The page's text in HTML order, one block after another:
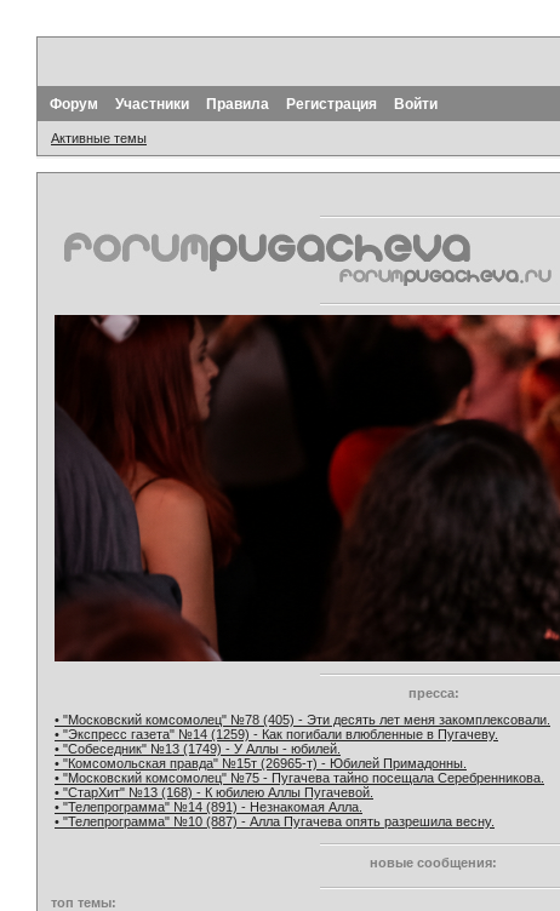
Форум Участники Правила Регистрация Войти
Активные темы
пресса:
• "Московский комсомолец" №78 (405) - Эти десять лет меня закомплексовали.
• "Экспресс газета" №14 (1259) - Как погибали влюбленные в Пугачеву.
• "Собеседник" №13 (1749) - У Аллы - юбилей.
• "Комсомольская правда" №15т (26965-т) - Юбилей Примадонны.
• "Московский комсомолец" №75 - Пугачева тайно посещала Серебренникова.
• "СтарХит" №13 (168) - К юбилею Аллы Пугачевой.
• "Телепрограмма" №14 (891) - Незнакомая Алла.
• "Телепрограмма" №10 (887) - Алла Пугачева опять разрешила весну.
новые сообщения:
топ темы: